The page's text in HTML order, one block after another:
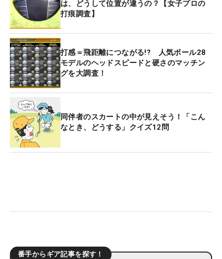
は、どうして位置が違うの？【女子プロの
打痕調査】
打感＝飛距離につながる!? 人気ボール28
モデルのヘッドスピードと硬さのマッチン
グを大調査！
同伴者のスカートの中が見えそう！「こん
なとき、どうする」クイズ12問
番手からギア記事を探す！